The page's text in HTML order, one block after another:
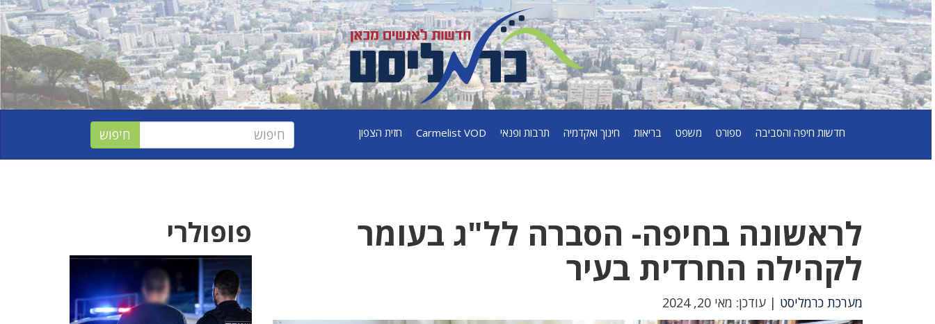
חדשות חיפה והסביבה ספורט משפט בריאות חינוך ואקדמיה תרבות ופנאי Carmelist VOD חזית הצפון
לראשונה בחיפה- הסברה לל"ג בעומר
לקהילה החרדית בעיר
מערכת כרמליסט | עודכן: מאי 20, 2024
פופולרי